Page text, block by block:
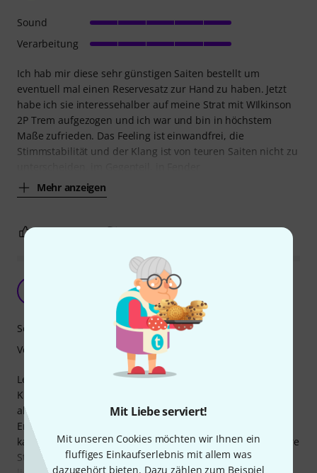
Mit Liebe serviert!
Mit unseren Cookies möchten wir Ihnen ein
fluffiges Einkaufserlebnis mit allem was
dazugehört bieten. Dazu zählen zum Beispiel
Ich hab mir diese sehr günstigen Saiten bestellt um
eventuell mal einen Reservesatz zur Hand zu haben. Jetzt
habe ich sie interessehalber auf meine Strat mit WIlkinson
2P Trem aufgezogen und ich war und bin in höchstem
Maße zufrieden. Das Feeling ist einwandfrei, die
Stimmstabilität und der Klang ist von teuren Saiten nicht zu
Mehr anzeigen
Sound
Verarbeitung
1 0
Hält Stimmung nicht, reißen
Ativelos 29.11.2023
Leider schrott. Die Saiten halten ihre Stimmung nicht.
Kleinste Bendings reichen aus um die Stimmung einen HT
absacken zu lassen. Das Problem ist die Wicklung am Ball
End. Diese löst sich und die Saite verliert Spannung. Da
kannst du die Saiten eindehnen wie du willst. Bevor die ihre
Stimmung halten fatzen die einfach ab. Schade! Holt euch
Sound
Verarbeitung